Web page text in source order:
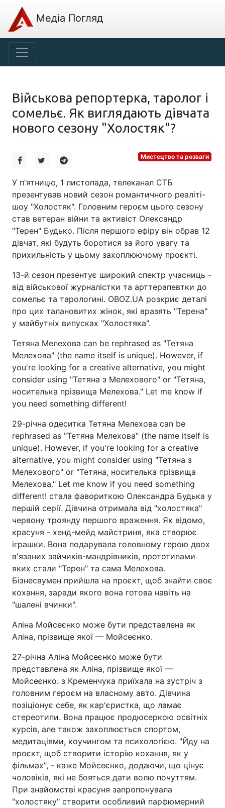
Медіа Погляд
Військова репортерка, таролог і
сомельє. Як виглядають дівчата
нового сезону "Холостяк"?
Мистецтво та розваги
У п'ятницю, 1 листопада, телеканал СТБ
презентував новий сезон романтичного реаліті-
шоу "Холостяк". Головним героєм цього сезону
став ветеран війни та активіст Олександр
"Терен" Будько. Після першого ефіру він обрав 12
дівчат, які будуть боротися за його увагу та
прихильність у цьому захоплюючому проєкті.
13-й сезон презентує широкий спектр учасниць -
від військової журналістки та арттерапевтки до
сомельє та тарологині. OBOZ.UA розкриє деталі
про цих талановитих жінок, які вразять "Терена"
у майбутніх випусках "Холостяка".
Тетяна Мелехова can be rephrased as "Тетяна
Мелехова" (the name itself is unique). However, if
you're looking for a creative alternative, you might
consider using "Тетяна з Мелехового" or "Тетяна,
носителька прізвища Мелехова." Let me know if
you need something different!
29-річна одеситка Тетяна Мелехова can be
rephrased as "Тетяна Мелехова" (the name itself is
unique). However, if you're looking for a creative
alternative, you might consider using "Тетяна з
Мелехового" or "Тетяна, носителька прізвища
Мелехова." Let me know if you need something
different! стала фавориткою Олександра Будька у
першій серії. Дівчина отримала від "холостяка"
червону троянду першого враження. Як відомо,
красуня - хенд-мейд майстриня, яка створює
іграшки. Вона подарувала головному герою двох
в'язаних зайчиків-мандрівників, прототипами
яких стали "Терен" та сама Мелехова.
Бізнесвумен прийшла на проєкт, щоб знайти своє
кохання, заради якого вона готова навіть на
"шалені вчинки".
Аліна Мойсеєнко може бути представлена як
Аліна, прізвище якої — Мойсеєнко.
27-річна Аліна Мойсеєнко може бути
представлена як Аліна, прізвище якої —
Мойсеєнко. з Кременчука приїхала на зустріч з
головним героєм на власному авто. Дівчина
позіціонує себе, як кар'єристка, що ламає
стереотипи. Вона працює продюсеркою освітніх
курсів, але також захоплюється спортом,
медитаціями, коучингом та психологією. "Йду на
проєкт, щоб створити історію кохання, як у
фільмах", - каже Мойсеєнко, додаючи, що цінує
чоловіків, які не бояться дати волю почуттям.
При знайомстві красуня запропонувала
"холостяку" створити особливий парфюмерний